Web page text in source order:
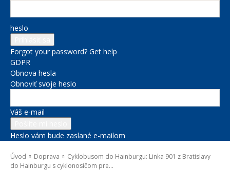
heslo
Forgot your password? Get help
GDPR
Obnova hesla
Obnoviť svoje heslo
Váš e-mail
Heslo vám bude zaslané e-mailom
Úvod Doprava
Cyklobusom do Hainburgu: Linka 901 z Bratislavy
do Hainburgu s cyklonosičom pre...